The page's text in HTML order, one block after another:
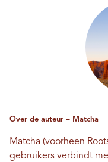
Over de auteur – Matcha
Matcha (voorheen
gebruikers verbindt